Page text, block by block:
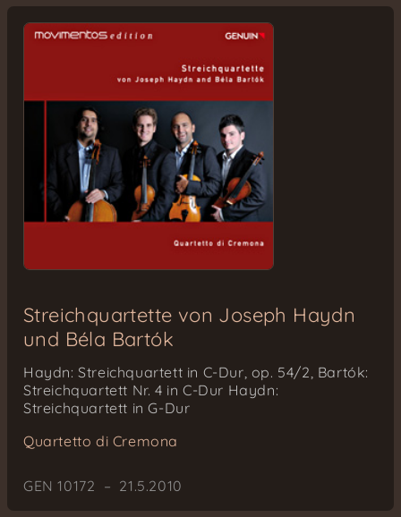
Streichquartette von Joseph Haydn
und Béla Bartók
Haydn: Streichquartett in C-Dur, op. 54/2, Bartók:
Streichquartett Nr. 4 in C-Dur Haydn:
Streichquartett in G-Dur
Quartetto di Cremona
GEN 10172 – 21.5.2010